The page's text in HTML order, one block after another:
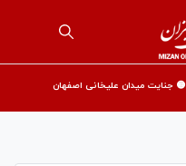
🟡 جنایت میدان علیخانی اصفهان